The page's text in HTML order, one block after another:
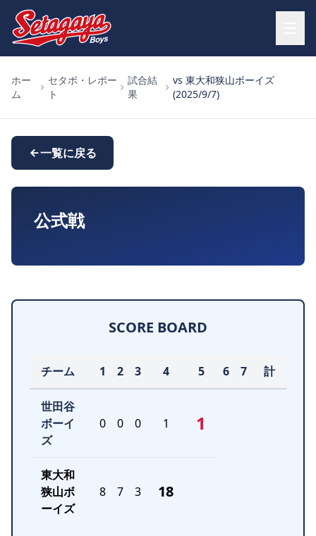
ホー
ム
セタボ・レポー
ト
試合結
果
vs 東大和狭山ボーイズ
(2025/9/7)
一覧に戻る
公式戦
SCORE BOARD
チーム 1 2 3 4 5 6 7 計
世田谷
ボーイ
ズ
0 0 0 1 1
東大和
狭山ボ
ーイズ
8 7 3 18